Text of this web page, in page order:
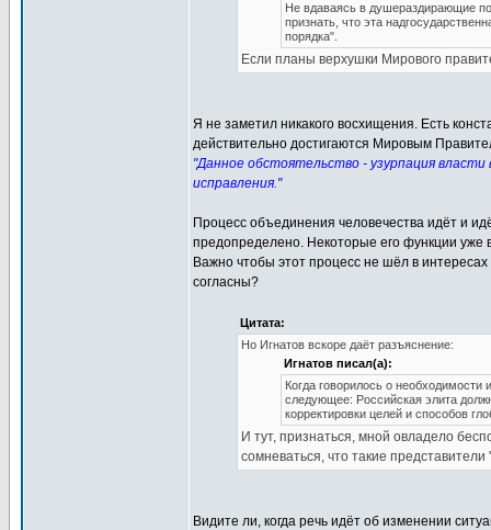
Не вдаваясь в душераздирающие
признать, что эта
порядка".
Если планы верхушки Мирового
Я не заметил никакого восхищения. Есть
действительно достигаются Мировым
"Данное обстоятельство - узурпация
исправления."
Процесс объединения человечества идёт и
предопределено. Некоторые его функции
Важно чтобы этот процесс не шёл в
согласны?
Цитата:
Но Игнатов вскоре даёт разъяснение:
Игнатов писал(а):
Когда говорилось о необходимости
следующее: Российская элита
корректировки целей и способов
И тут, признаться, мной овладело
сомневаться, что такие
Видите ли, когда речь идёт об изменении